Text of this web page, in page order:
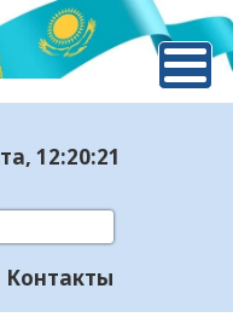
, 12:20:22
Контакты